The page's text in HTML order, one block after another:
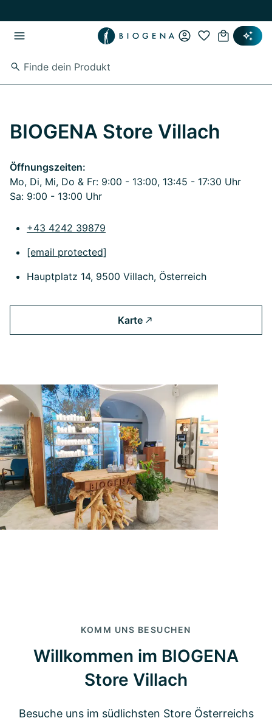
BIOGENA Store Villach
Öffnungszeiten:
Mo, Di, Mi, Do & Fr: 9:00 - 13:00, 13:45 - 17:30 Uhr
Sa: 9:00 - 13:00 Uhr
+43 4242 39879
[email protected]
Hauptplatz 14, 9500 Villach, Österreich
Karte
KOMM UNS BESUCHEN
Willkommen im BIOGENA
Store Villach
Besuche uns im südlichsten Store Österreichs